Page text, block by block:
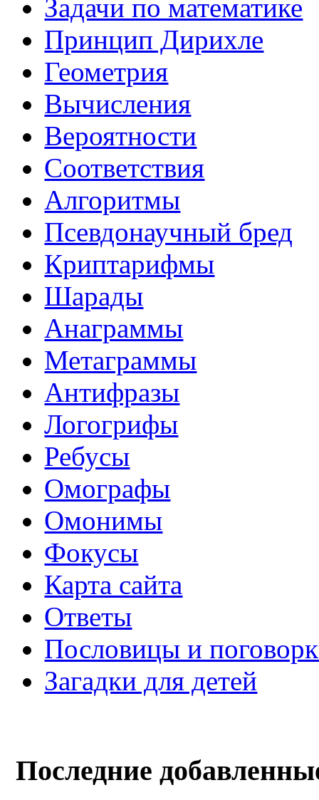
Задачи по математике
Принцип Дирихле
Геометрия
Вычисления
Вероятности
Соответствия
Алгоритмы
Псевдонаучный бред
Криптарифмы
Шарады
Анаграммы
Метаграммы
Антифразы
Логогрифы
Ребусы
Омографы
Омонимы
Фокусы
Карта сайта
Ответы
Пословицы и
Загадки для детей
Последние